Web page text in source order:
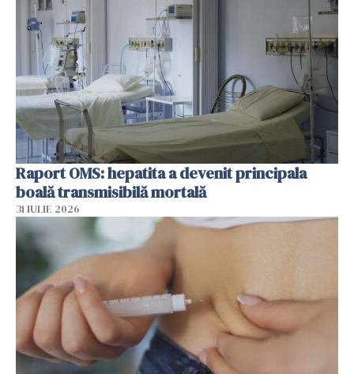
Raport OMS: hepatita a devenit principala
boală transmisibilă mortală
31 IULIE 2026